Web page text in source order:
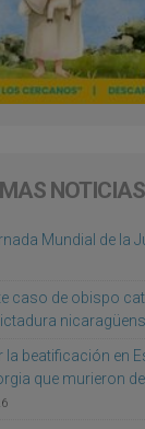
NOTICIAS
Mundial de la
caso de obispo
la beatificación en
que murieron